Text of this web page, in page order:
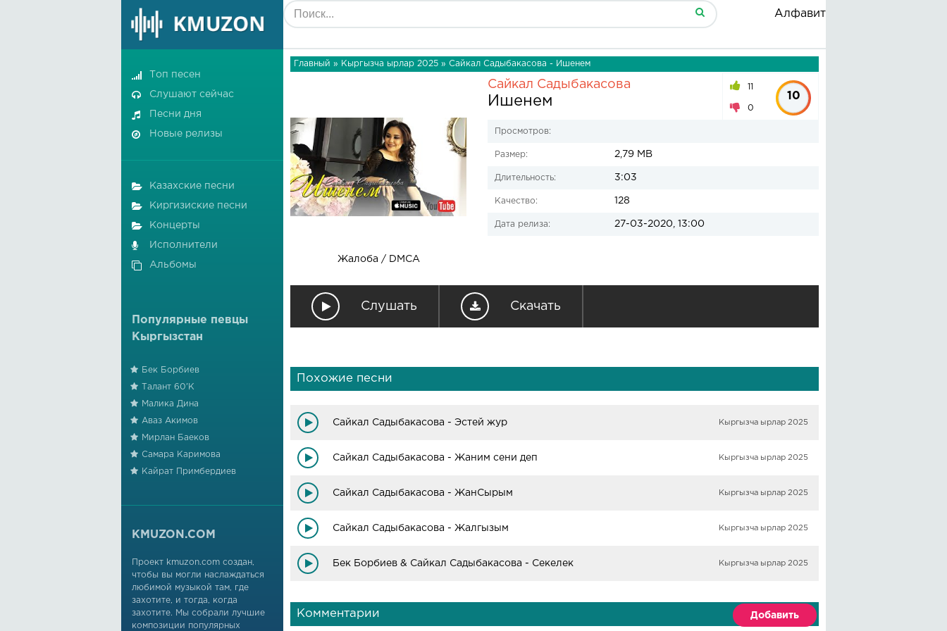
Алфавит
Главный » Кыргызча ырлар 2025 » Сайкал Садыбакасова - Ишенем
Жалоба / DMCA
Сайкал Садыбакасова
Ишенем
11
0
10
Просмотров:
Размер: 2,79 MB
Длительность: 3:03
Качество: 128
Дата релиза: 27-03-2020, 13:00
Слушать Скачать
Похожие песни
Сайкал Садыбакасова - Эстей жур Кыргызча ырлар 2025
Сайкал Садыбакасова - Жаним сени деп Кыргызча ырлар 2025
Сайкал Садыбакасова - ЖанСырым Кыргызча ырлар 2025
Сайкал Садыбакасова - Жалгызым Кыргызча ырлар 2025
Бек Борбиев & Сайкал Садыбакасова - Секелек Кыргызча ырлар 2025
Комментарии Добавить
Топ песен
Слушают сейчас
Песни дня
Новые релизы
Казахские песни
Киргизиские песни
Концерты
Исполнители
Альбомы
Популярные певцы
Кыргызстан
Бек Борбиев
Талант 60'К
Малика Дина
Аваз Акимов
Мирлан Баеков
Самара Каримова
Кайрат Примбердиев
KMUZON.COM
Проект kmuzon.com создан,
чтобы вы могли наслаждаться
любимой музыкой там, где
захотите, и тогда, когда
захотите. Мы собрали лучшие
композиции популярных